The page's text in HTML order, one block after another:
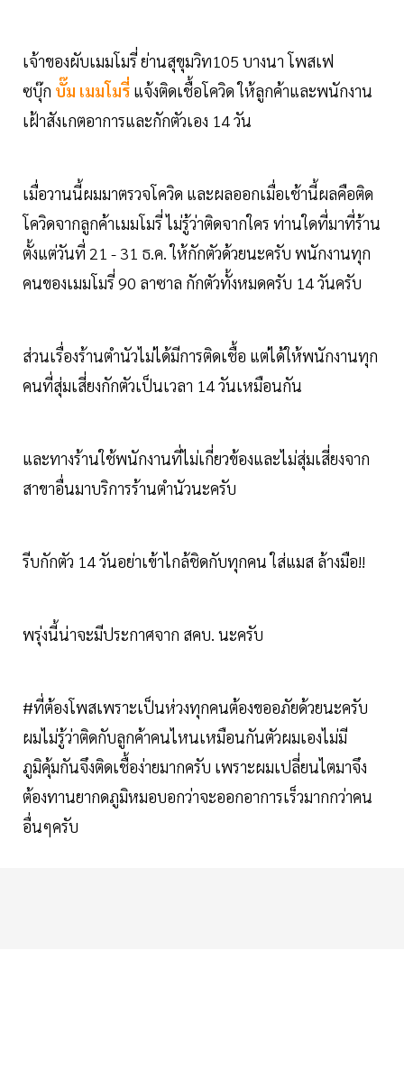
เจ้าของผับเมมโมรี่ ย่านสุขุมวิท105 บางนา โพสเฟ
ซบุ๊ก บั๊ม เมมโมรี่ แจ้งติดเชื้อโควิด ให้ลูกค้าและพนักงาน
เฝ้าสังเกตอาการและกักตัวเอง 14 วัน
เมื่อวานนี้ผมมาตรวจโควิด และผลออกเมื่อเช้านี้ผลคือติด
โควิดจากลูกค้าเมมโมรี่ ไม่รู้ว่าติดจากใคร ท่านใดที่มาที่ร้าน
ตั้งแต่วันที่ 21 - 31 ธ.ค. ให้กักตัวด้วยนะครับ พนักงานทุก
คนของเมมโมรี่ 90 ลาซาล กักตัวทั้งหมดครับ 14 วันครับ
ส่วนเรื่องร้านตำนัวไม่ได้มีการติดเชื้อ แต่ได้ให้พนักงานทุก
คนที่สุ่มเสี่ยงกักตัวเป็นเวลา 14 วันเหมือนกัน
และทางร้านใช้พนักงานที่ไม่เกี่ยวข้องและไม่สุ่มเสี่ยงจาก
สาขาอื่นมาบริการร้านตำนัวนะครับ
รีบกักตัว 14 วันอย่าเข้าไกล้ชิดกับทุกคน ใส่แมส ล้างมือ!!
พรุ่งนี้น่าจะมีประกาศจาก สคบ. นะครับ
#ที่ต้องโพสเพราะเป็นห่วงทุกคนต้องขออภัยด้วยนะครับ
ผมไม่รู้ว่าติดกับลูกค้าคนไหนเหมือนกันตัวผมเองไม่มี
ภูมิคุ้มกันจึงติดเชื้อง่ายมากครับ เพราะผมเปลี่ยนไตมาจึง
ต้องทานยากดภูมิหมอบอกว่าจะออกอาการเร็วมากกว่าคน
อื่นๆครับ